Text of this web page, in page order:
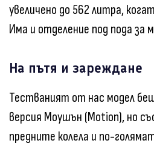
увеличено до 562 литра,
Има и отделение под пода за
На пътя и зареждане
Тестваният от нас модел
версия Моушън (Motion), но
предните колела и по-